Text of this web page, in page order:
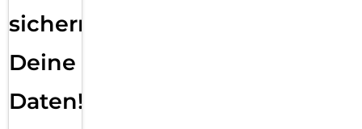
sichern
Deine
Daten!